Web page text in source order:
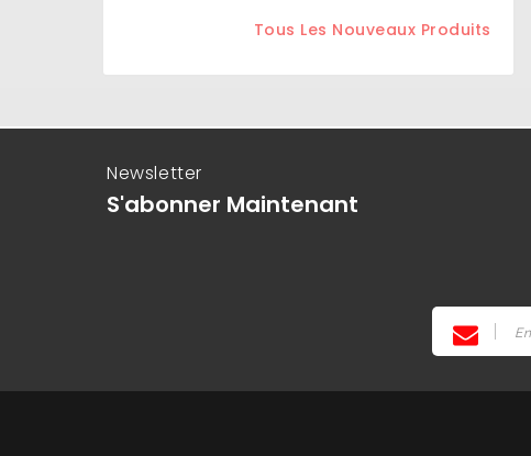
Tous Les Nouveaux Produits
Newsletter
S'abonner Maintenant